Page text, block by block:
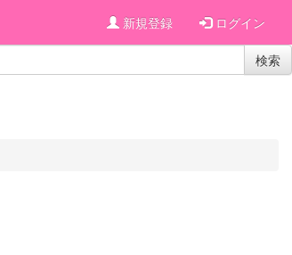
新規登録 ログイン
検索